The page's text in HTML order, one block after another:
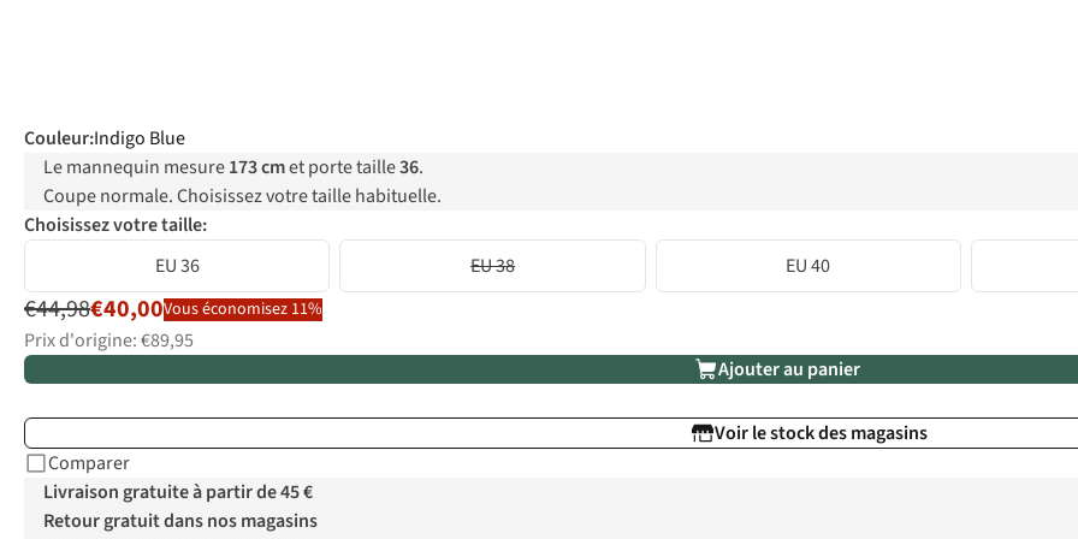
Couleur:Indigo Blue
Le mannequin mesure173 cmet porte taille36.
Coupe normale. Choisissez votre taille habituelle.
Choisissez votre taille:
EU 36
EU 38 EU 40
€44,98€40,00Vous économisez 11%
Prix d'origine: €89,95
Ajouter au panier
Voir le stock des magasins
Comparer
Livraison gratuite à partir de 45 €
Retour gratuit dans nos magasins